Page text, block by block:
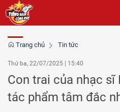
Trang chủ Tin tức
Thứ ba, 22/07/2025 15:40
Con trai của nhạc sĩ
tác phẩm tâm đắc